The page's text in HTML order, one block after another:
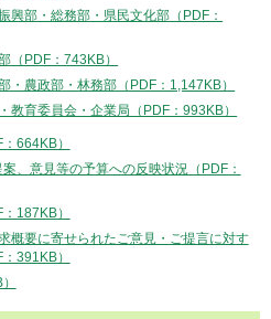
興部・総務部・県民文化部（PDF：
（PDF：743KB）
・農政部・林務部（PDF：1,147KB）
教育委員会・企業局（PDF：993KB）
664KB）
、意見等の予算への反映状況（PDF：
187KB）
概要に寄せられたご意見・ご提言に対す
391KB）